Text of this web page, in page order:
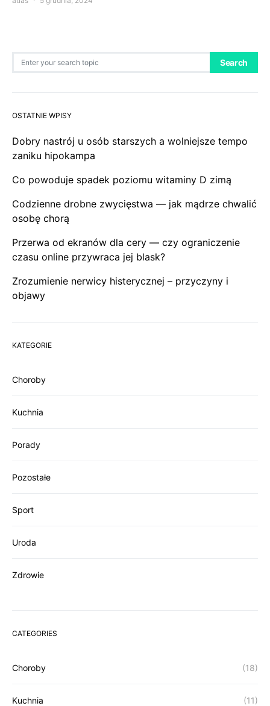
Search
OSTATNIE WPISY
Dobry nastrój u osób starszych a wolniejsze tempo
zaniku hipokampa
Co powoduje spadek poziomu witaminy D zimą
Codzienne drobne zwycięstwa — jak mądrze chwalić
osobę chorą
Przerwa od ekranów dla cery — czy ograniczenie
czasu online przywraca jej blask?
Zrozumienie nerwicy histerycznej – przyczyny i
objawy
KATEGORIE
Choroby
Kuchnia
Porady
Pozostałe
Sport
Uroda
Zdrowie
CATEGORIES
Choroby (18)
Kuchnia (11)